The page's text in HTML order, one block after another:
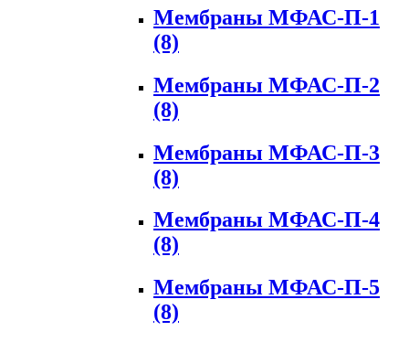
Мембраны МФАС-П-1
(8)
Мембраны МФАС-П-2
(8)
Мембраны МФАС-П-3
(8)
Мембраны МФАС-П-4
(8)
Мембраны МФАС-П-5
(8)